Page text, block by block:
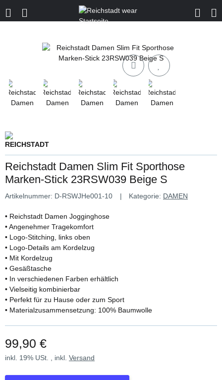
Reichstadt Damen Slim Fit Sporthose
Marken-Stick 23RSW039 Beige S
Artikelnummer: D-RSWJHe001-10 Kategorie: DAMEN
• Reichstadt Damen Jogginghose
• Angenehmer Tragekomfort
• Logo-Stitching, links oben
• Logo-Details am Kordelzug
• Mit Kordelzug
• Gesäßtasche
• In verschiedenen Farben erhältlich
• Vielseitig kombinierbar
• Perfekt für zu Hause oder zum Sport
• Materialzusammensetzung: 100% Baumwolle
99,90 €
inkl. 19% USt. , inkl. Versand